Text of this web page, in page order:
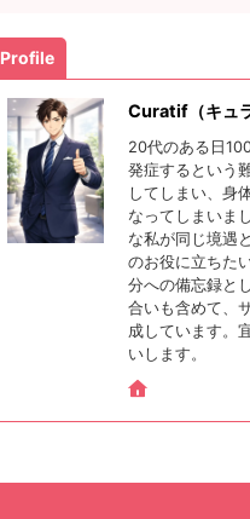
Profile
Curatif（キュ
20代のある日
発症するという
してしまい、身
なってしまいま
な私が同じ境遇
のお役に立ちた
分への備忘録と
合いも含めて、
成しています。
いします。